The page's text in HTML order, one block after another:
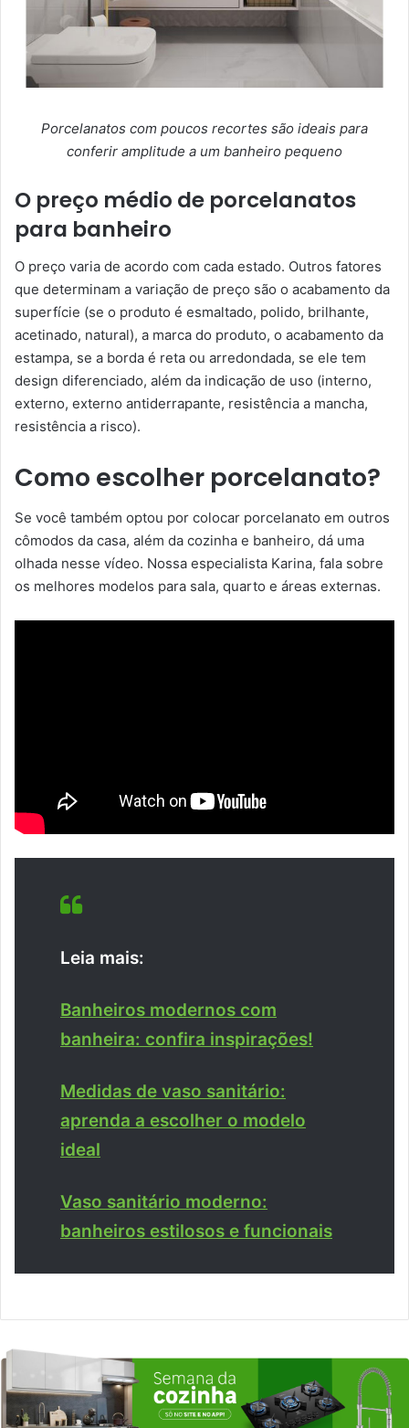
Porcelanatos com poucos recortes são ideais para
conferir amplitude a um banheiro pequeno
O preço médio de porcelanatos
para banheiro
O preço varia de acordo com cada estado. Outros fatores
que determinam a variação de preço são o acabamento da
superfície (se o produto é esmaltado, polido, brilhante,
acetinado, natural), a marca do produto, o acabamento da
estampa, se a borda é reta ou arredondada, se ele tem
design diferenciado, além da indicação de uso (interno,
externo, externo antiderrapante, resistência a mancha,
resistência a risco).
Como escolher porcelanato?
Se você também optou por colocar porcelanato em outros
cômodos da casa, além da cozinha e banheiro, dá uma
olhada nesse vídeo. Nossa especialista Karina, fala sobre
os melhores modelos para sala, quarto e áreas externas.
Leia mais:
Banheiros modernos com
banheira: confira inspirações!
Medidas de vaso sanitário:
aprenda a escolher o modelo
ideal
Vaso sanitário moderno:
banheiros estilosos e funcionais